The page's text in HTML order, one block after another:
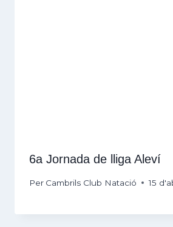
6a Jornada de lliga Aleví
Per Cambrils Club Natació 15